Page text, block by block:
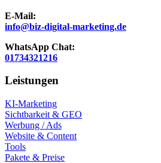
E-Mail:
info@biz-digital-marketing.de
WhatsApp Chat:
01734321216
Leistungen
KI-Marketing
Sichtbarkeit & GEO
Werbung / Ads
Website & Content
Tools
Pakete & Preise